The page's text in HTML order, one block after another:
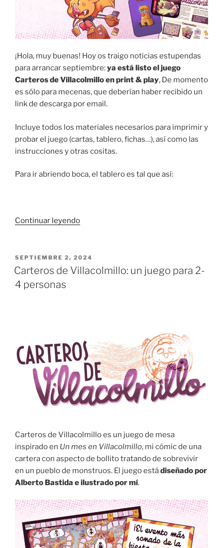
¡Hola, muy buenas! Hoy os traigo noticias estupendas
para arrancar septiembre:ya está listo el juego
Carteros de Villacolmillo en print & play, De momento
es sólo para mecenas, que deberían haber recibido un
link de descarga por email.
Incluye todos los materiales necesarios para imprimir y
probar el juego (cartas, tablero, fichas…), así como las
instrucciones y otras cositas.
Para ir abriendo boca, el tablero es tal que así:
Continuar leyendo«Trabajando
(IV):
¡el
en
Print&Play!»
PUBLICADO
EL
SEPTIEMBRE 2, 2024
Carteros de Villacolmillo: un juego para 2-
4 personas
Carteros de Villacolmillo es un juego de mesa
inspirado en Un mes en Villacolmillo, mi cómic de una
cartera con aspecto de bollito tratando de sobrevivir
en un pueblo de monstruos. El juego estádiseñado por
Alberto Bastida e ilustrado por mí.